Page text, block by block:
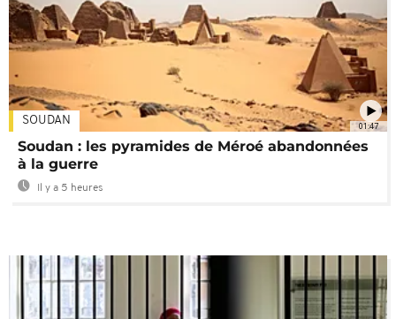
01:47
SOUDAN
Soudan : les pyramides de Méroé abandonnées
à la guerre
Il y a 5 heures